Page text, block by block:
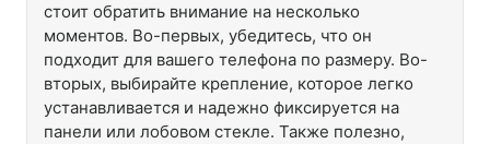
стоит обратить внимание на несколько
моментов. Во-первых, убедитесь, что он
подходит для вашего телефона по размеру. Во-
вторых, выбирайте крепление, которое легко
устанавливается и надежно фиксируется на
панели или лобовом стекле. Также полезно,